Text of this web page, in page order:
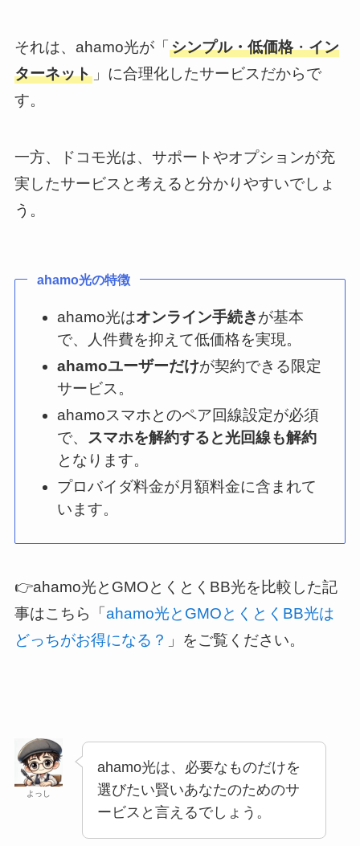
それは、ahamo光が「 シンプル・低価格・イン
ターネット」に合理化したサービスだからで
す。
一方、ドコモ光は、サポートやオプションが充
実したサービスと考えると分かりやすいでしょ
う。
ahamo光の特徴
ahamo光はオンライン手続きが基本
で、人件費を抑えて低価格を実現。
ahamoユーザーだけが契約できる限定
サービス。
ahamoスマホとのペア回線設定が必須
で、
スマホを解約すると光回線も解約
となります。
プロバイダ料金が月額料金に含まれて
います。
👉ahamo光とGMOとくとくBB光を比較した記
事はこちら「 ahamo光とGMOとくとくBB光は
どっちがお得になる？ 」をご覧ください。
よっし
ahamo光は、必要なものだけを
選びたい賢いあなたのためのサ
ービスと言えるでしょう。